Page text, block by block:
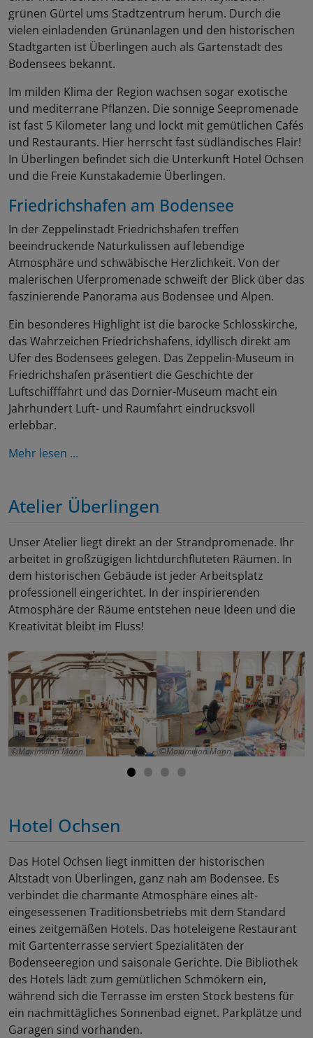
grünen Gürtel ums Stadtzentrum herum. Durch die
vielen einladenden Grünanlagen und den historischen
Stadtgarten ist Überlingen auch als Gartenstadt des
Bodensees bekannt.
Im milden Klima der Region wachsen sogar exotische
und mediterrane Pflanzen. Die sonnige Seepromenade
ist fast 5 Kilometer lang und lockt mit gemütlichen Cafés
und Restaurants. Hier herrscht fast südländisches Flair!
In Überlingen befindet sich die Unterkunft Hotel Ochsen
und die Freie Kunstakademie Überlingen.
Friedrichshafen am Bodensee
In der Zeppelinstadt Friedrichshafen treffen
beeindruckende Naturkulissen auf lebendige
Atmosphäre und schwäbische Herzlichkeit. Von der
malerischen Uferpromenade schweift der Blick über das
faszinierende Panorama aus Bodensee und Alpen.
Ein besonderes Highlight ist die barocke Schlosskirche,
das Wahrzeichen Friedrichshafens, idyllisch direkt am
Ufer des Bodensees gelegen. Das Zeppelin-Museum in
Friedrichshafen präsentiert die Geschichte der
Luftschifffahrt und das Dornier-Museum macht ein
Jahrhundert Luft- und Raumfahrt eindrucksvoll
erlebbar.
Mehr lesen ...
Atelier Überlingen
Unser Atelier liegt direkt an der Strandpromenade. Ihr
arbeitet in großzügigen lichtdurchfluteten Räumen. In
dem historischen Gebäude ist jeder Arbeitsplatz
professionell eingerichtet. In der inspirierenden
Atmosphäre der Räume entstehen neue Ideen und die
Kreativität bleibt im Fluss!
Maximilian Mann Maximilian Mann
Hotel Ochsen
Das Hotel Ochsen liegt inmitten der historischen
Altstadt von Überlingen, ganz nah am Bodensee. Es
verbindet die charmante Atmosphäre eines alt-
eingesessenen Traditionsbetriebs mit dem Standard
eines zeitgemäßen Hotels. Das hoteleigene Restaurant
mit Gartenterrasse serviert Spezialitäten der
Bodenseeregion und saisonale Gerichte. Die Bibliothek
des Hotels lädt zum gemütlichen Schmökern ein,
während sich die Terrasse im ersten Stock bestens für
ein nachmittägliches Sonnenbad eignet. Parkplätze und
Garagen sind vorhanden.